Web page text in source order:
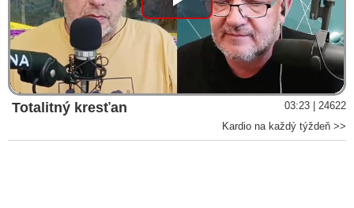
Play
Video
Totalitný kresťan
03:23 | 24622
Kardio na každý týždeň >>